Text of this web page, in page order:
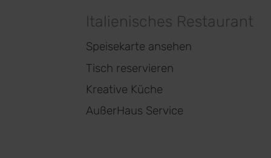
Italienisches Restaurant
Speisekarte ansehen
Tisch reservieren
Kreative Küche
AußerHaus Service